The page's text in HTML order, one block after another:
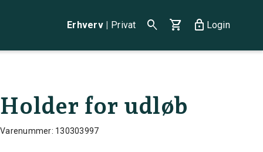
Erhverv | Privat search shopping_cart lock Login
Holder for udløb
Varenummer: 130303997